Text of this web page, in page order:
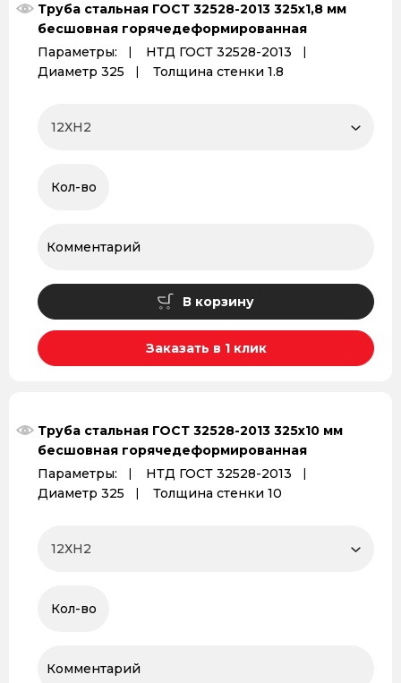
Труба стальная ГОСТ 32528-2013 325х1,8 мм
бесшовная горячедеформированная
Параметры:
НТД ГОСТ 32528-2013
Диаметр 325
Толщина стенки 1.8
В корзину
Заказать в 1 клик
Труба стальная ГОСТ 32528-2013 325х10 мм
бесшовная горячедеформированная
Параметры:
НТД ГОСТ 32528-2013
Диаметр 325
Толщина стенки 10